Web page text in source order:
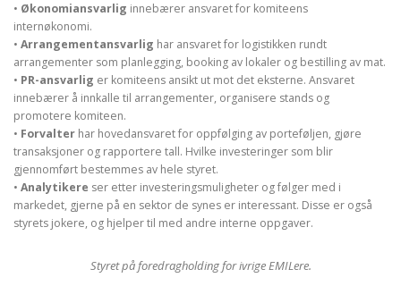
• Økonomiansvarlig innebærer ansvaret for komiteens
internøkonomi.
• Arrangementansvarlig har ansvaret for logistikken rundt
arrangementer som planlegging, booking av lokaler og bestilling av mat.
• PR-ansvarlig er komiteens ansikt ut mot det eksterne. Ansvaret
innebærer å innkalle til arrangementer, organisere stands og
promotere komiteen.
• Forvalter har hovedansvaret for oppfølging av porteføljen, gjøre
transaksjoner og rapportere tall. Hvilke investeringer som blir
gjennomført bestemmes av hele styret.
• Analytikere ser etter investeringsmuligheter og følger med i
markedet, gjerne på en sektor de synes er interessant. Disse er også
styrets jokere, og hjelper til med andre interne oppgaver.
Styret på foredragholding for ivrige EMILere.